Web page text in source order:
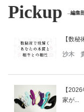
Pickup 編集
【数
沙木
【
家が...